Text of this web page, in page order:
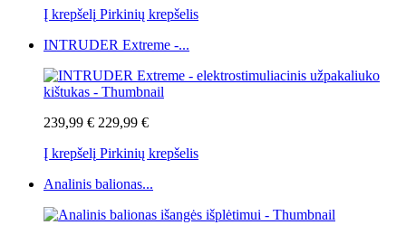
Į krepšelį Pirkinių krepšelis
INTRUDER Extreme -...
239,99 € 229,99 €
Į krepšelį Pirkinių krepšelis
Analinis balionas...